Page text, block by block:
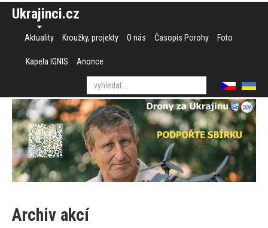
Ukrajinci.cz
Aktuality Kroužky, projekty O nás Časopis Porohy Foto
Kapela IGNIS Anonce
Archiv akcí